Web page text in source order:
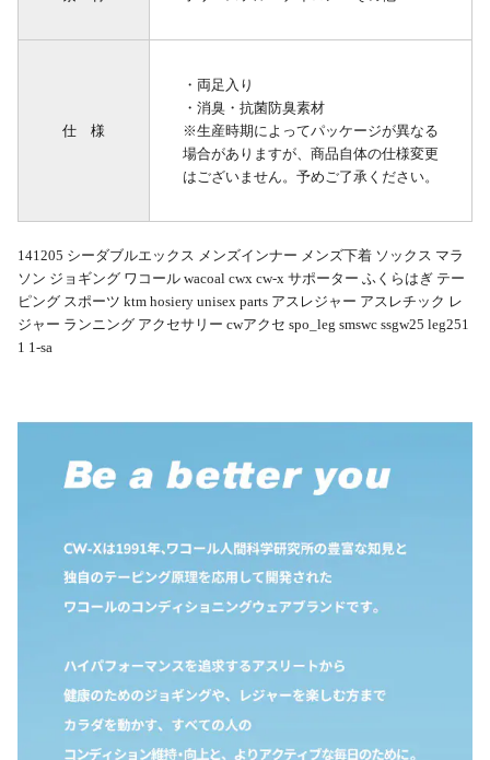
仕 様
・両足入り
・消臭・抗菌防臭素材
※生産時期によってパッケージが異なる
場合がありますが、商品自体の仕様変更
はございません。予めご了承ください。
141205 シーダブルエックス メンズインナー メンズ下着 ソックス マラ
ソン ジョギング ワコール wacoal cwx cw-x サポーター ふくらはぎ テー
ピング スポーツ ktm hosiery unisex parts アスレジャー アスレチック レ
ジャー ランニング アクセサリー cwアクセ spo_leg smswc ssgw25 leg251
1 1-sa